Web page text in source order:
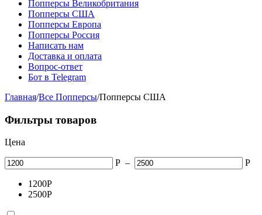
Попперсы Великобритания
Попперсы США
Попперсы Европа
Попперсы Россия
Написать нам
Доставка и оплата
Вопрос-ответ
Бот в Telegram
Главная/Все Попперсы/Попперсы США
Фильтры товаров
Цена
Р – Р
1200Р
2500Р